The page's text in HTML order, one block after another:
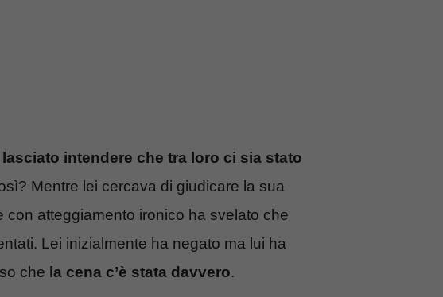
lasciato intendere che tra loro ci sia stato
Mentre lei cercava di giudicare la sua
con atteggiamento ironico ha svelato che
Lei inizialmente ha negato ma lui ha
che la cena c’è stata davvero.